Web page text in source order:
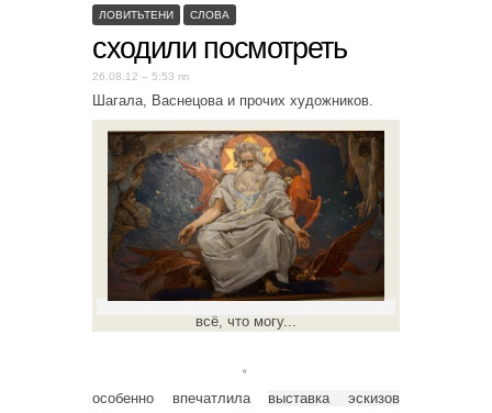
ЛОВИТЬТЕНИ СЛОВА
сходили посмотреть
26.08.12 – 5:53 пп
Шагала, Васнецова и прочих художников.
всё, что могу...
。
особенно впечатлила выставка эскизов